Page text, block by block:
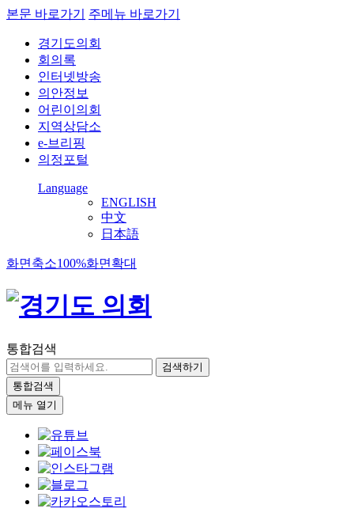
본문 바로가기 주메뉴 바로가기
경기도의회
회의록
인터넷방송
의안정보
어린이의회
지역상담소
e-브리핑
의정포털
Language
ENGLISH
中文
日本語
화면축소100%화면확대
통합검색
검색하기
통합검색
메뉴 열기